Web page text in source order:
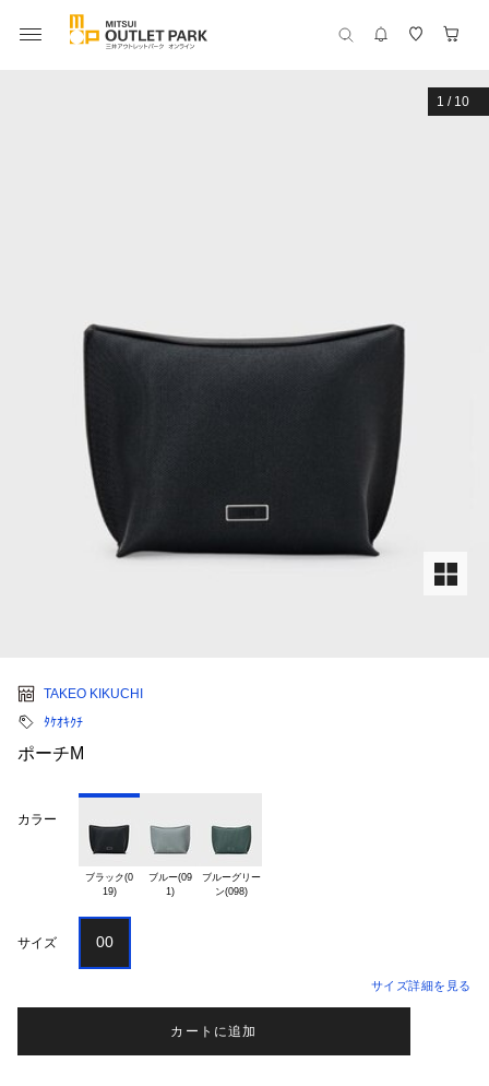
1 / 10
TAKEO KIKUCHI
ﾀｹｵｷｸﾁ
ポーチM
カラー
ブラック(0
19)
ブルー(09
ブルーグリー
サイズ 00
サイズ詳細を見る
カートに追加